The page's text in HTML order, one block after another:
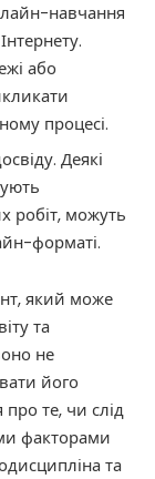
навчання
або
процесі.
Деякі
робіт, можуть
форматі.
який може
та
не
його
те, чи слід
факторами
та